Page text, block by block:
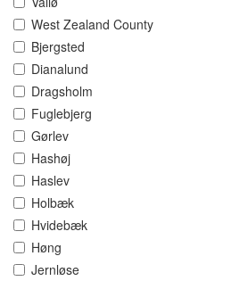
West Zealand County
Bjergsted
Dianalund
Dragsholm
Fuglebjerg
Gørlev
Hashøj
Haslev
Holbæk
Hvidebæk
Høng
Jernløse